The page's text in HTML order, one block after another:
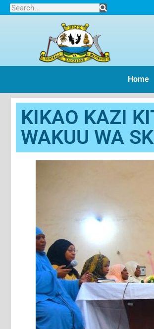
Home
KIKAO KAZI
WAKUU WA